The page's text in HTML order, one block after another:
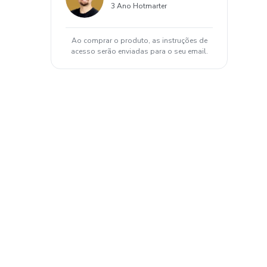
3 Ano Hotmarter
Ao comprar o produto, as instruções de
acesso serão enviadas para o seu email.